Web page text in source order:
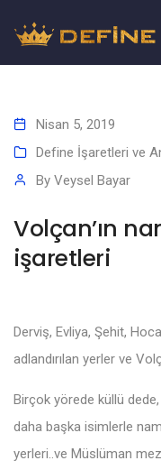
Nisan 5, 2019
Define İşaretleri ve
By Veysel Bayar
Volçan’ın
işaretleri
Derviş, Evliya, Şehit,
adlandırılan yerler ve
Birçok yörede küllü
daha başka isimlerle
yerleri..ve Müslüman